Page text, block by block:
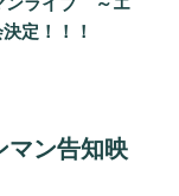
定！！！
マン告知映